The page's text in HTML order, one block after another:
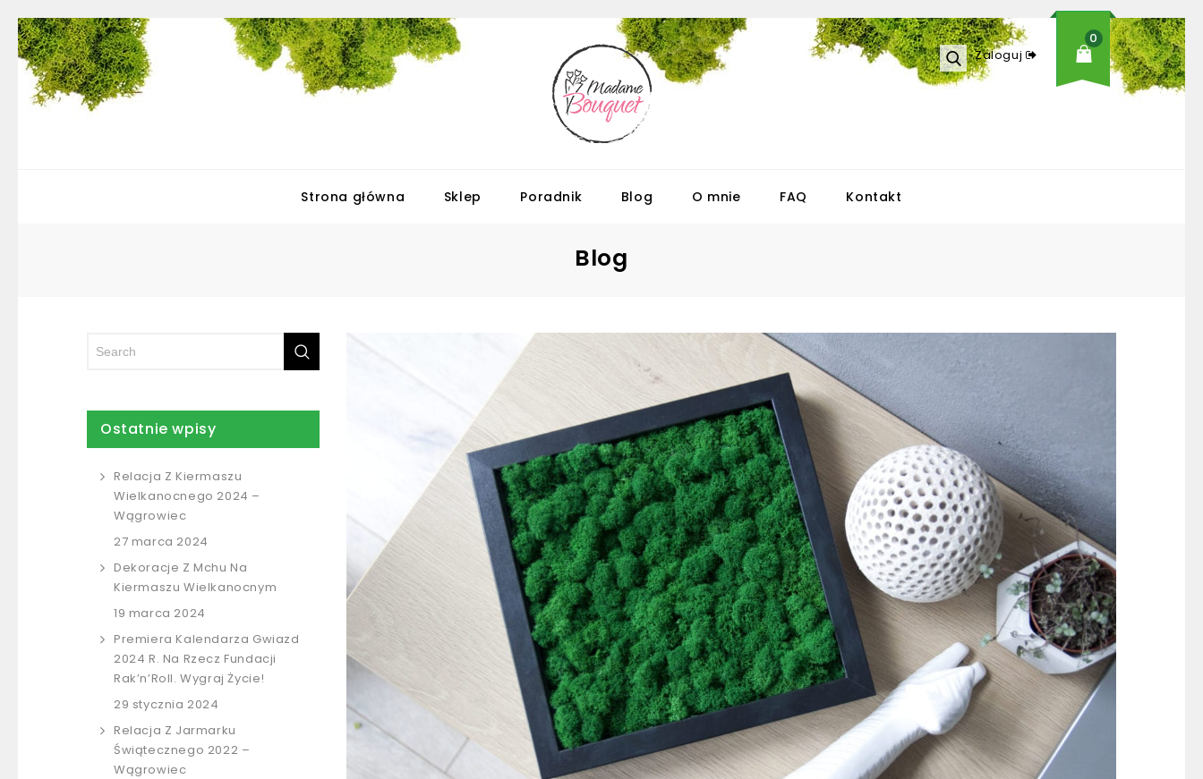
Zaloguj
0
Strona główna Sklep Poradnik Blog O mnie FAQ Kontakt
Blog
Ostatnie wpisy
Relacja Z Kiermaszu
Wielkanocnego 2024 –
Wągrowiec
27 marca 2024
Dekoracje Z Mchu Na
Kiermaszu Wielkanocnym
19 marca 2024
Premiera Kalendarza Gwiazd
2024 R. Na Rzecz Fundacji
Rak’n’Roll. Wygraj Życie!
29 stycznia 2024
Relacja Z Jarmarku
Świątecznego 2022 –
Wągrowiec